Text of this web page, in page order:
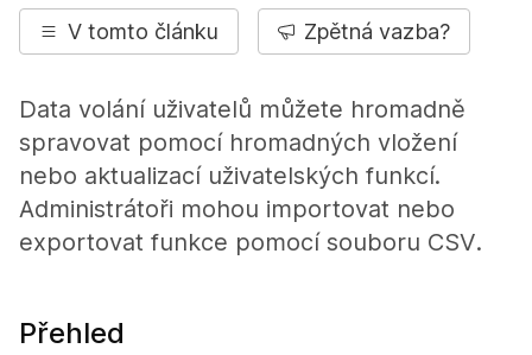
V tomto článku Zpětná vazba?
Data volání uživatelů můžete hromadně
spravovat pomocí hromadných vložení
nebo aktualizací uživatelských funkcí.
Administrátoři mohou importovat nebo
exportovat funkce pomocí souboru CSV.
Přehled